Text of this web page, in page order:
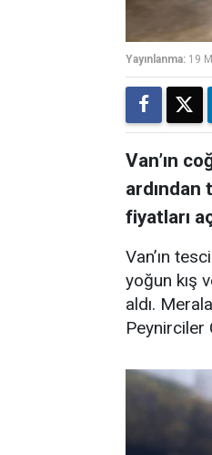
Yayınlanma: 19
Van’ın
ardından
fiyatları
Van’ın
yoğun kış
aldı.
Peynirciler